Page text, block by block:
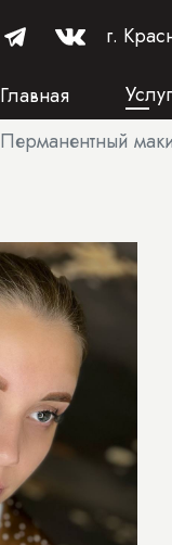
Главная
г.
Перманентный